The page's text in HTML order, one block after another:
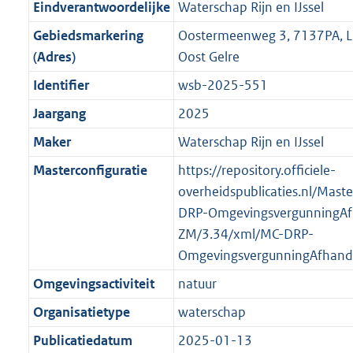
f
o
r
m
a
a
t
b
n
f
o
r
m
a
a
t
b
i
n
f
o
r
m
a
a
t
b
e
i
n
f
o
r
m
a
a
7
o
o
t
t
e
:
3
K
b
r
o
o
t
t
e
:
2
K
b
Eindverantwoordelijke Waterschap Rijn en IJssel
Gebiedsmarkering
(Adres)
Oostermeenweg 3, 7137PA,
Oost Gelre
Identifier
wsb-2025-551
Jaargang
2025
Maker
Waterschap Rijn en IJssel
Masterconfiguratie
https://repository.officiele-
overheidspublicaties.nl/
DRP-
ZM/3.34/xml/MC-DRP-
Omgevingsactiviteit
natuur
Organisatietype
waterschap
Publicatiedatum
2025-01-13